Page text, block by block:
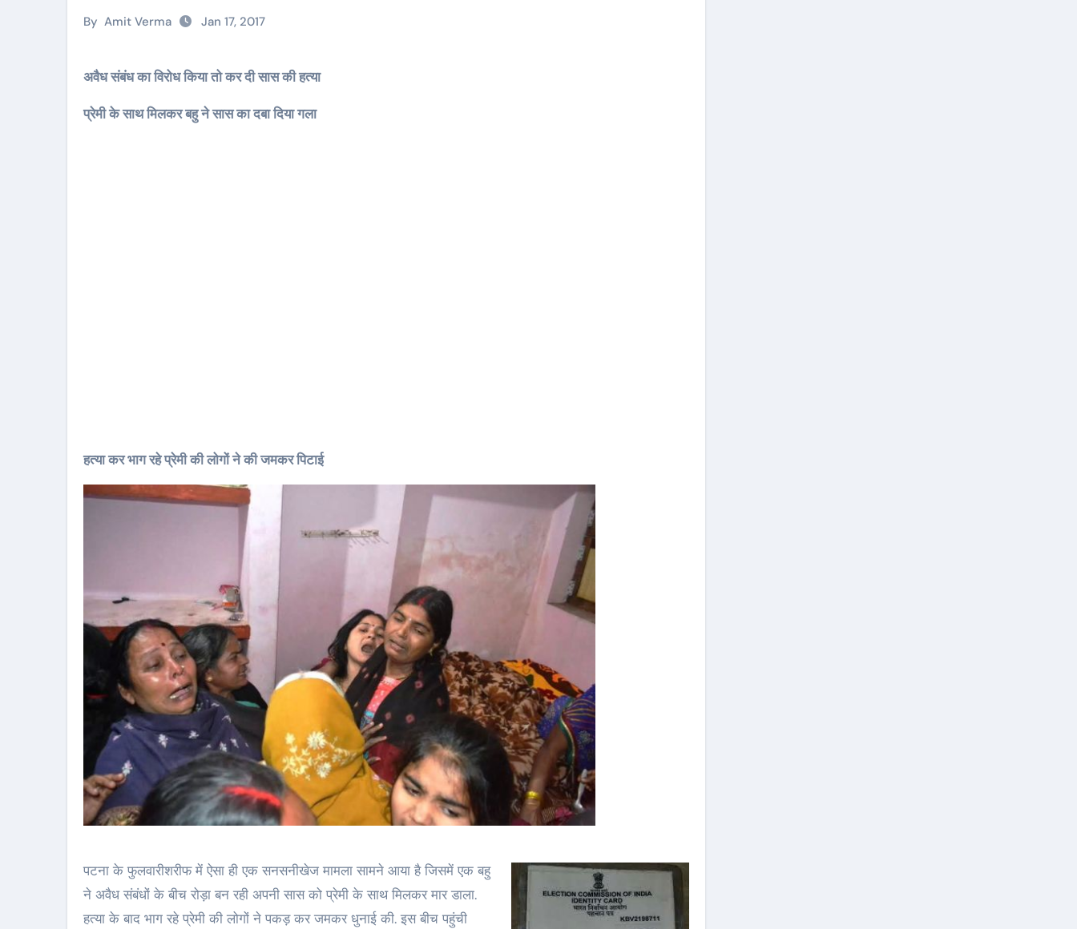
By Amit Verma Jan 17, 2017
अवैध संबंध का विरोध किया तो कर दी सास की हत्या
प्रेमी के साथ मिलकर बहु ने सास का दबा दिया गला
हत्या कर भाग रहे प्रेमी की लोगों ने की जमकर पिटाई
पटना के फुलवारीशरीफ में ऐसा ही एक सनसनीखेज मामला सामने आया है जिसमें एक बहु
ने अवैध संबंधों के बीच रोड़ा बन रही अपनी सास को प्रेमी के साथ मिलकर मार डाला.
हत्या के बाद भाग रहे प्रेमी की लोगों ने पकड़ कर जमकर धुनाई की. इस बीच पहुंची